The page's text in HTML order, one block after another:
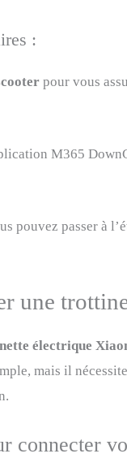
:
pour vous
M365
pouvez passer à
une
électrique
mais il
connecter